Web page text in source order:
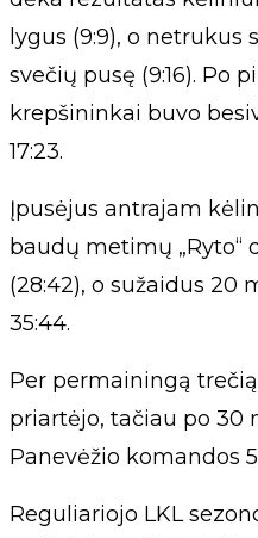
lygus (9:9), o netrukus
svečių pusę (9:16). Po
krepšininkai buvo
17:23.
Įpusėjus antrajam
baudų metimų „Ryto“
(28:42), o sužaidus 20
35:44.
Per permainingą
priartėjo, tačiau po 30
Panevėžio komandos
Reguliariojo LKL